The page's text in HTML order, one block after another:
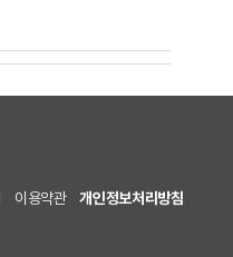
이용약관
개인정보처리방침